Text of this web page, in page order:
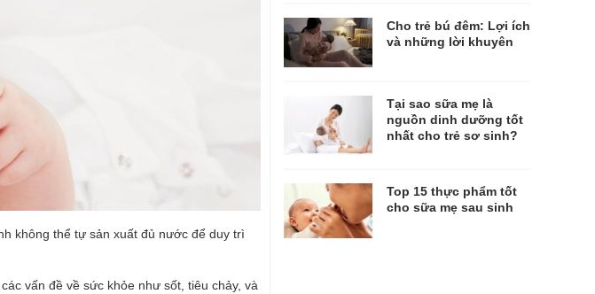
không thể tự sản xuất đủ nước để duy trì
vấn đề về sức khỏe như sốt, tiêu chảy, và
Cho trẻ bú đêm: Lợi ích
và những lời khuyên
Tại sao sữa mẹ là
nguồn dinh dưỡng tốt
nhất cho trẻ sơ sinh?
Top 15 thực phẩm tốt
cho sữa mẹ sau sinh